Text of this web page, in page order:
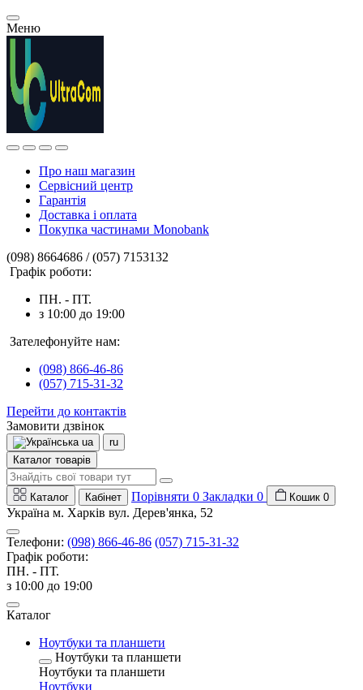
Меню
Про наш магазин
Сервісний центр
Гарантія
Доставка і оплата
Покупка частинами Monobank
(098) 8664686 / (057) 7153132
Графік роботи:
ПН. - ПТ.
з 10:00 до 19:00
Зателефонуйте нам:
(098) 866-46-86
(057) 715-31-32
Перейти до контактів
Замовити дзвінок
ua
ru
Каталог товарів
Каталог Кабінет Порівняти 0 Закладки 0 Кошик 0
Україна м. Харків вул. Дерев'янка, 52
Телефони: (098) 866-46-86 (057) 715-31-32
Графік роботи:
ПН. - ПТ.
з 10:00 до 19:00
Каталог
Ноутбуки та планшети
Ноутбуки та планшети
Ноутбуки та планшети
Ноутбуки